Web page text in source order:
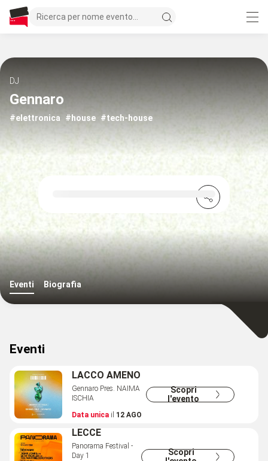
DJ
Gennaro
#elettronica #house #tech-house
Eventi Biografia
Eventi
LACCO AMENO
Gennaro Pres. NAIMA
ISCHIA
Data unica il 12 AGO
Scopri
l'evento
LECCE
Panorama Festival -
Day 1
Scopri